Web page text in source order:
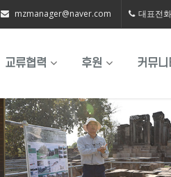
mzmanager@naver.com 대표전
교류협력 후원 커뮤니